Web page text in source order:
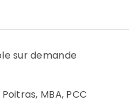
sur demande
MBA, PCC